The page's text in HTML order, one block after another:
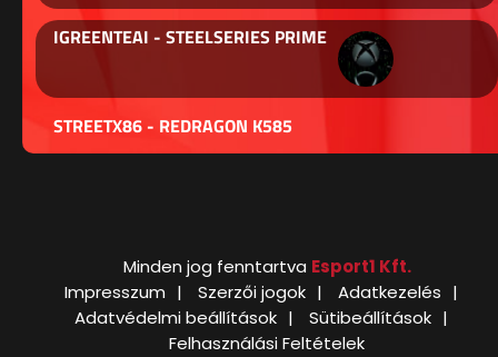
IGREENTEAI - STEELSERIES PRIME
STREETX86 - REDRAGON K585
Minden jog fenntartva Esport1 Kft.
Impresszum
Szerzői jogok
Adatkezelés
Adatvédelmi beállítások
Sütibeállítások
Felhasználási Feltételek